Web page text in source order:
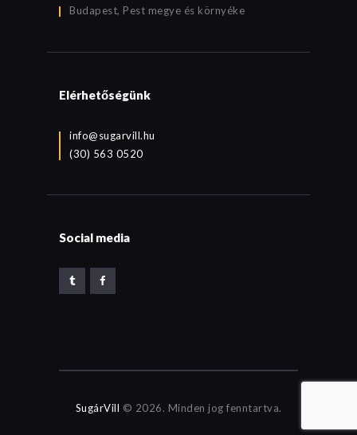
Budapest, Pest megye és környéke
Elérhetőségünk
info@sugarvill.hu
(30) 563 0520
Social media
SugárVill © 2026. Minden jog fenntartva.